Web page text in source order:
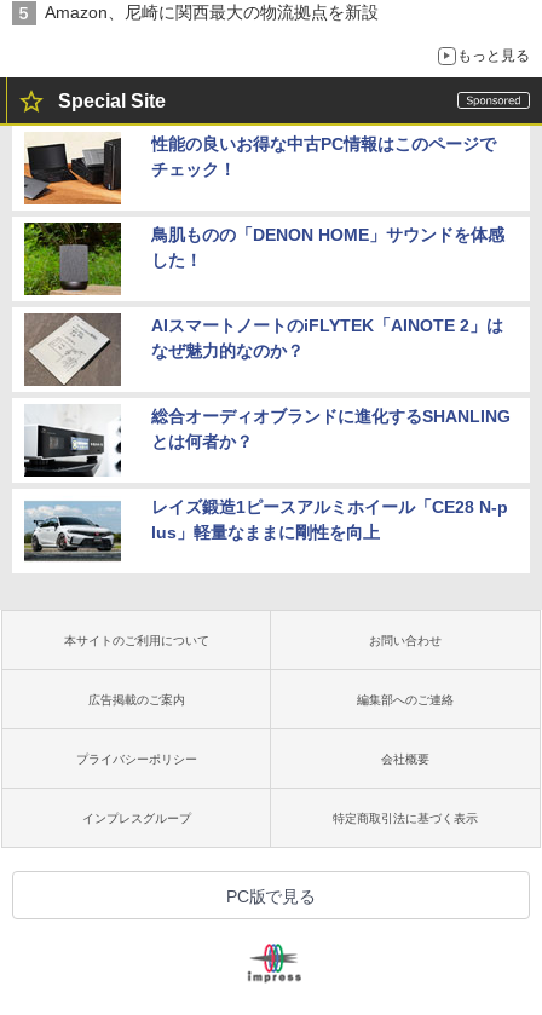
Amazon、尼崎に関西最大の物流拠点を新設
もっと見る
Special Site
性能の良いお得な中古PC情報はこのページで
チェック！
鳥肌ものの「DENON HOME」サウンドを体感
した！
AIスマートノートのiFLYTEK「AINOTE 2」は
なぜ魅力的なのか？
総合オーディオブランドに進化するSHANLING
とは何者か？
レイズ鍛造1ピースアルミホイール「CE28 N-p
lus」軽量なままに剛性を向上
本サイトのご利用について お問い合わせ
広告掲載のご案内 編集部へのご連絡
プライバシーポリシー 会社概要
インプレスグループ 特定商取引法に基づく表示
PC版で見る